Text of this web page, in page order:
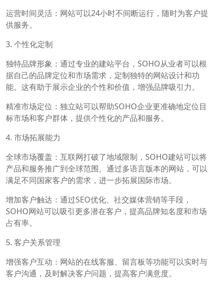
运营时间灵活：网站可以24小时不间断运行，随时为客户提
供服务。
3. 个性化定制
独特品牌形象：通过专业的建站平台，SOHO从业者可以根
据自己的品牌定位和市场需求，定制独特的网站设计和功
能。这有助于展示企业的个性和价值，增强品牌吸引力。
精准市场定位：独立站可以帮助SOHO企业更准确地定位目
标市场和客户群体，提供个性化的产品和服务。
4. 市场拓展能力
全球市场覆盖：互联网打破了地域限制，SOHO建站可以将
产品和服务推广到全球范围。通过多语言版本的网站，可以
满足不同国家客户的需求，进一步拓展国际市场。
增加客户触达：通过SEO优化、社交媒体营销等手段，
SOHO网站可以吸引更多潜在客户，提高品牌知名度和市场
占有率。
5. 客户关系管理
增强客户互动：网站的在线客服、留言板等功能可以实时与
客户沟通，及时解决客户问题，提高客户满意度。